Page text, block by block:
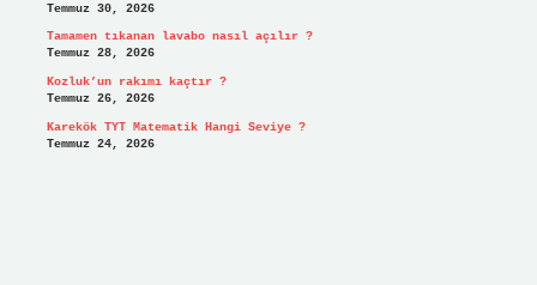
Temmuz 30, 2026
Tamamen tıkanan lavabo nasıl açılır ?
Temmuz 28, 2026
Kozluk’un rakımı kaçtır ?
Temmuz 26, 2026
Karekök TYT Matematik Hangi Seviye ?
Temmuz 24, 2026